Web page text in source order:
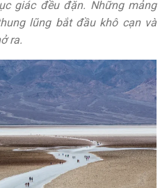
giác đều đặn. Những mảng
lũng bắt đầu khô cạn và
ra.